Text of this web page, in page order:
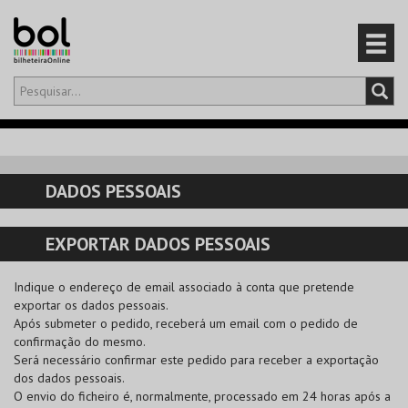
Olá,iniciar sessão
CARRINHO
EVENTOS
CARTÕES
PRODUTOS
DADOS PESSOAIS
EXPORTAR DADOS PESSOAIS
Indique o endereço de email associado à conta que pretende
exportar os dados pessoais.
Após submeter o pedido, receberá um email com o pedido de
confirmação do mesmo.
Será necessário confirmar este pedido para receber a exportação
dos dados pessoais.
O envio do ficheiro é, normalmente, processado em 24 horas após a